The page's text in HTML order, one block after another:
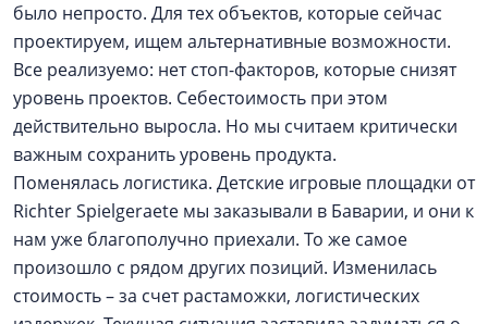
было непросто. Для тех объектов, которые сейчас
проектируем, ищем альтернативные возможности.
Все реализуемо: нет стоп-факторов, которые снизят
уровень проектов. Себестоимость при этом
действительно выросла. Но мы считаем критически
важным сохранить уровень продукта.
Поменялась логистика. Детские игровые площадки от
Richter Spielgeraete мы заказывали в Баварии, и они к
нам уже благополучно приехали. То же самое
произошло с рядом других позиций. Изменилась
стоимость – за счет растаможки, логистических